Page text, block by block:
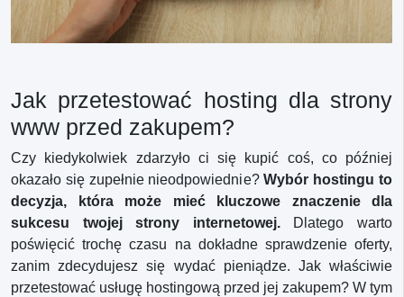
Jak przetestować hosting dla strony
www przed zakupem?
Czy kiedykolwiek zdarzyło ci się kupić coś, co później
okazało się zupełnie nieodpowiednie?Wybór hostingu to
decyzja, która może mieć kluczowe znaczenie dla
sukcesu twojej strony internetowej.Dlatego warto
poświęcić trochę czasu na dokładne sprawdzenie oferty,
zanim zdecydujesz się wydać pieniądze. Jak właściwie
przetestować usługę hostingową przed jej zakupem? W tym